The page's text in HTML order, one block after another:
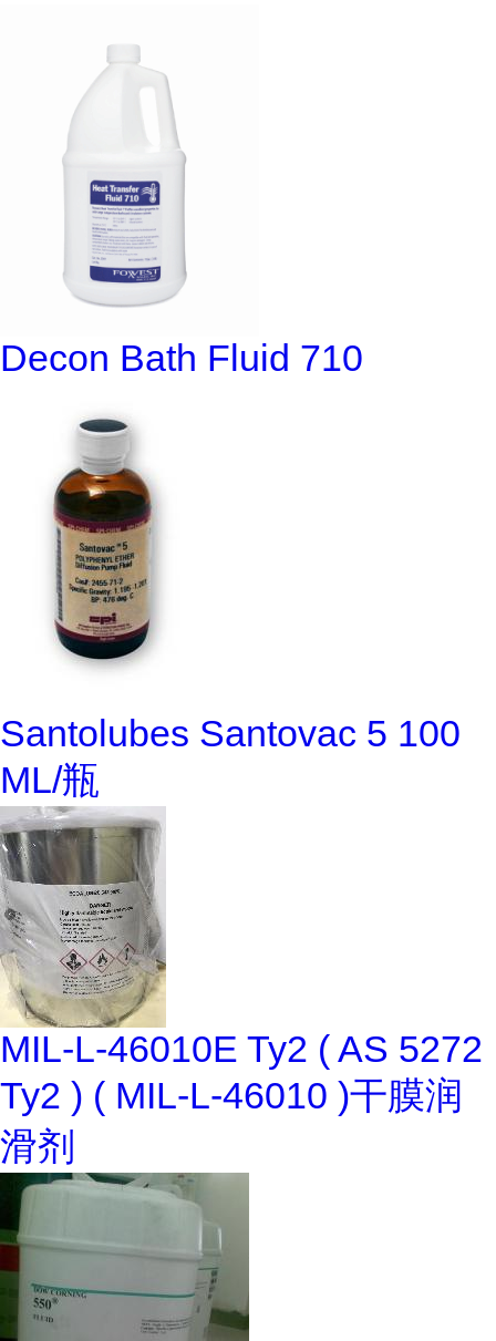
Decon Bath Fluid 710
Santolubes Santovac 5 100
ML/瓶
MIL-L-46010E Ty2 ( AS 5272
Ty2 ) ( MIL-L-46010 )干膜润
滑剂